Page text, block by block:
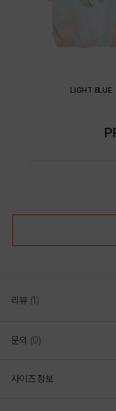
LIGHT BLUE
리뷰 (1)
문의 (0)
사이즈 정보